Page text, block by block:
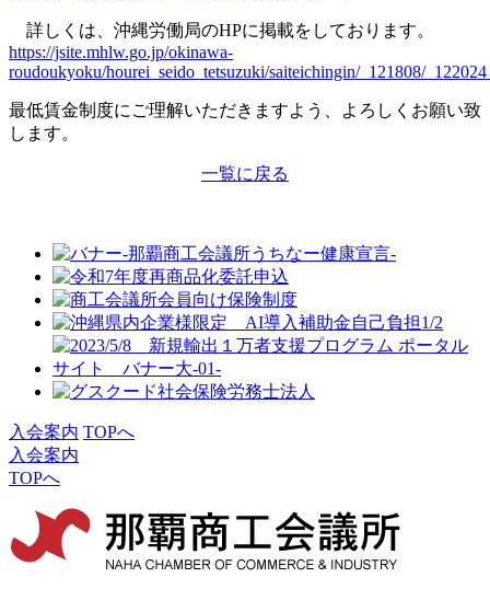
詳しくは、沖縄労働局のHPに掲載をしております。
https://jsite.mhlw.go.jp/okinawa-
roudoukyoku/hourei_seido_tetsuzuki/saiteichingin/_121808/
最低賃金制度にご理解いただきますよう、よろしくお願い致
します。
一覧に戻る
入会案内 TOPへ
入会案内
TOPへ